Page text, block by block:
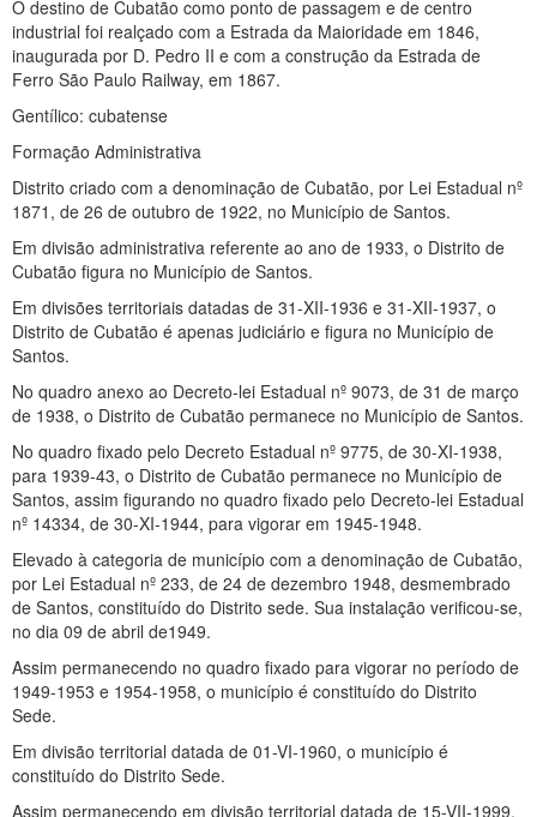
O destino de Cubatão como ponto de passagem e de centro
industrial foi realçado com a Estrada da Maioridade em 1846,
inaugurada por D. Pedro II e com a construção da Estrada de
Ferro São Paulo Railway, em 1867.
Gentílico: cubatense
Formação Administrativa
Distrito criado com a denominação de Cubatão, por Lei Estadual nº
1871, de 26 de outubro de 1922, no Município de Santos.
Em divisão administrativa referente ao ano de 1933, o Distrito de
Cubatão figura no Município de Santos.
Em divisões territoriais datadas de 31-XII-1936 e 31-XII-1937, o
Distrito de Cubatão é apenas judiciário e figura no Município de
Santos.
No quadro anexo ao Decreto-lei Estadual nº 9073, de 31 de março
de 1938, o Distrito de Cubatão permanece no Município de Santos.
No quadro fixado pelo Decreto Estadual nº 9775, de 30-XI-1938,
para 1939-43, o Distrito de Cubatão permanece no Município de
Santos, assim figurando no quadro fixado pelo Decreto-lei Estadual
nº 14334, de 30-XI-1944, para vigorar em 1945-1948.
Elevado à categoria de município com a denominação de Cubatão,
por Lei Estadual nº 233, de 24 de dezembro 1948, desmembrado
de Santos, constituído do Distrito sede. Sua instalação verificou-se,
no dia 09 de abril de1949.
Assim permanecendo no quadro fixado para vigorar no período de
1949-1953 e 1954-1958, o município é constituído do Distrito
Sede.
Em divisão territorial datada de 01-VI-1960, o município é
constituído do Distrito Sede.
Assim permanecendo em divisão territorial datada de 15-VII-1999.